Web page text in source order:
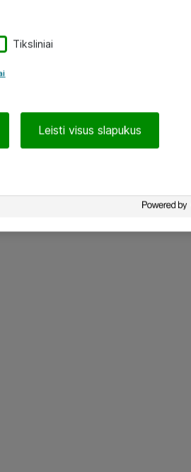
Tiksliniai
Leisti visus slapukus